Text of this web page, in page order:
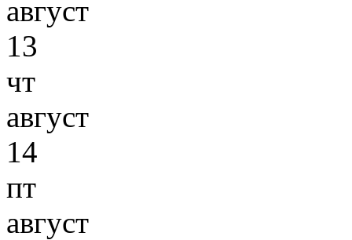
август
13
чт
август
14
пт
август